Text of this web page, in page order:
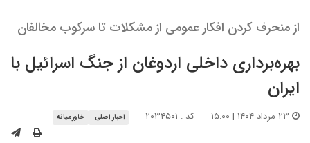
از منحرف کردن افکار عمومی از مشکلات تا سرکوب مخالفان
بهره‌برداری داخلی اردوغان از جنگ اسرائیل با
ایران
کد : ۲۰۳۴۵۰۱ اخبار اصلی خاورمیانه